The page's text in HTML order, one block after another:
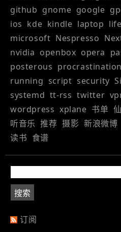
github gnome google
ios kde kindle laptop life
microsoft Nespresso
nvidia openbox opera
posterous procrastination
running script security
systemd tt-rss twitter
wordpress xplane 书单
听音乐 推荐 摄影 新浪微博
读书 食谱
订阅